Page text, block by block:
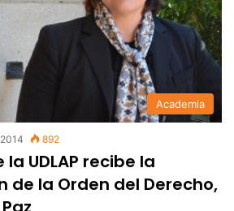
Academia
892
UDLAP recibe la
de la Orden del Derecho,